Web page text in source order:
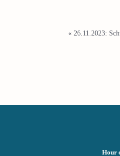
« 26.11.2023:
Hour